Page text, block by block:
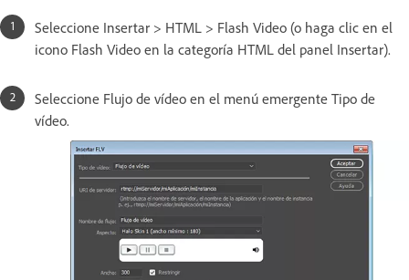
Seleccione Insertar > HTML > Flash Video (o haga clic en el
icono Flash Video en la categoría HTML del panel Insertar).
Seleccione Flujo de vídeo en el menú emergente Tipo de
vídeo.